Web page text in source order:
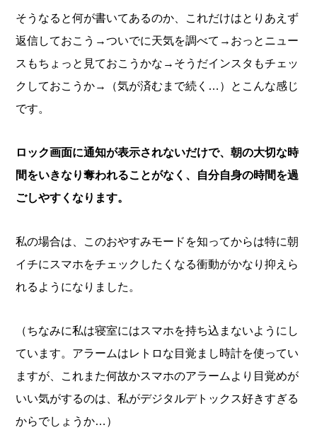
そうなると何が書いてあるのか、これだけはとりあえず
返信しておこう→ついでに天気を調べて→おっとニュー
スもちょっと見ておこうかな→そうだインスタもチェッ
クしておこうか→（気が済むまで続く…）とこんな感じ
です。
ロック画面に通知が表示されないだけで、朝の大切な時
間をいきなり奪われることがなく、自分自身の時間を過
ごしやすくなります。
私の場合は、このおやすみモードを知ってからは特に朝
イチにスマホをチェックしたくなる衝動がかなり抑えら
れるようになりました。
（ちなみに私は寝室にはスマホを持ち込まないようにし
ています。アラームはレトロな目覚まし時計を使ってい
ますが、これまた何故かスマホのアラームより目覚めが
いい気がするのは、私がデジタルデトックス好きすぎる
からでしょうか…）